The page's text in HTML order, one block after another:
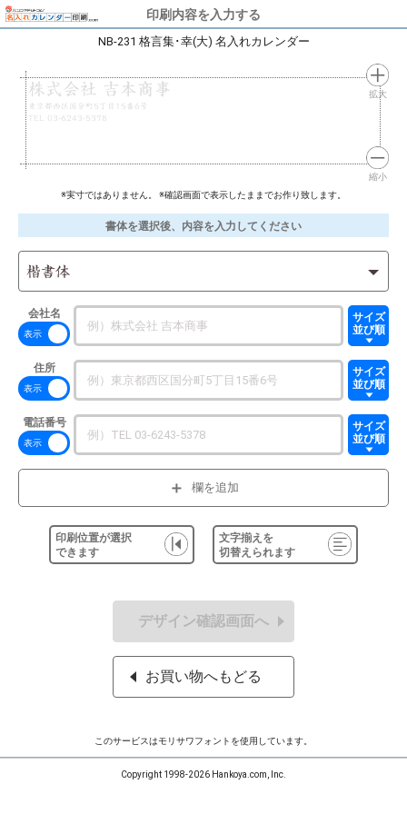
印刷内容を入力する
NB-231 格言集･幸(大) 名入れカレンダー
株式会社 吉本商事
東京都西区国分町5丁目15番6号
TEL 03-6243-5378
拡大
縮小
※実寸ではありません。 ※確認画面で表示したままでお作り致します。
書体を選択後、内容を入力してください
楷書体
会社名
サイズ
並び順
住所
サイズ
並び順
電話番号
サイズ
並び順
欄を追加
印刷位置が選択
できます
文字揃えを
切替えられます
デザイン確認画面へ
お買い物へもどる
このサービスはモリサワフォントを使用しています。
Copyright 1998-2026 Hankoya.com, Inc.